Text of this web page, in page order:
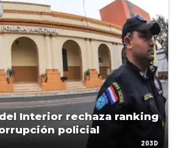
Interior rechaza ranking
policial
203D